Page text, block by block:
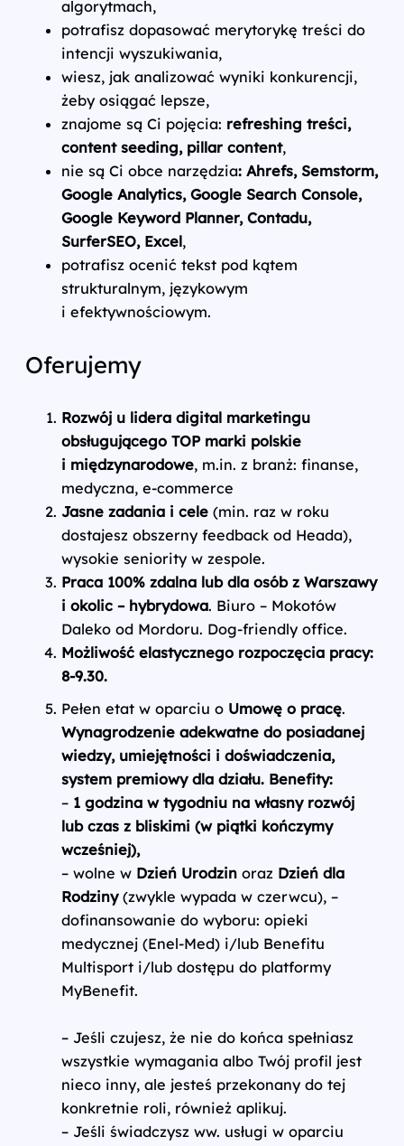
algorytmach,
potrafisz dopasować merytorykę treści do
intencji wyszukiwania,
wiesz, jak analizować wyniki konkurencji,
żeby osiągać lepsze,
znajome są Ci pojęcia: refreshing treści,
content seeding, pillar content,
nie są Ci obce narzędzia: Ahrefs, Semstorm,
Google Analytics, Google Search Console,
Google Keyword Planner, Contadu,
SurferSEO, Excel,
potrafisz ocenić tekst pod kątem
strukturalnym, językowym
i efektywnościowym.
Oferujemy
Rozwój u lidera digital marketingu
obsługującego TOP marki polskie
i międzynarodowe, m.in. z branż: finanse,
medyczna, e‑commerce
Jasne zadania i cele (min. raz w roku
dostajesz obszerny feedback od Heada),
wysokie seniority w zespole.
Praca 100% zdalna lub dla osób z Warszawy
i okolic – hybrydowa. Biuro – Mokotów
Daleko od Mordoru. Dog-friendly office.
Możliwość elastycznego rozpoczęcia pracy:
8-9.30.
Pełen etat w oparciu o Umowę o pracę.
Wynagrodzenie adekwatne do posiadanej
wiedzy, umiejętności i doświadczenia,
system premiowy dla działu. Benefity:
– 1 godzina w tygodniu na własny rozwój
lub czas z bliskimi (w piątki kończymy
wcześniej),
– wolne w Dzień Urodzin oraz Dzień dla
Rodziny(zwykle wypada w czerwcu), –
dofinansowanie do wyboru: opieki
medycznej (Enel-Med) i/lub Benefitu
Multisport i/lub dostępu do platformy
MyBenefit.
– Jeśli czujesz, że nie do końca spełniasz
wszystkie wymagania albo Twój profil jest
nieco inny, ale jesteś przekonany do tej
konkretnie roli, również aplikuj.
– Jeśli świadczysz ww. usługi w oparciu